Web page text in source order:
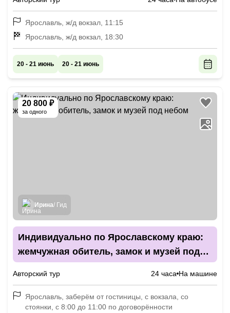
Ярославль, ж/д вокзал, 11:15
Ярославль, ж/д вокзал, 18:30
20 - 21 июнь 20 - 21 июнь
20 800 ₽
за одного
Ирина/ Гид
Индивидуально по Ярославскому краю:
жемчужная обитель, замок и музей под
Авторский тур 24 часа На машине
Ярославль, заберём от гостиницы, с вокзала, со
стоянки, с 8:00 до 11:00 по договорённости